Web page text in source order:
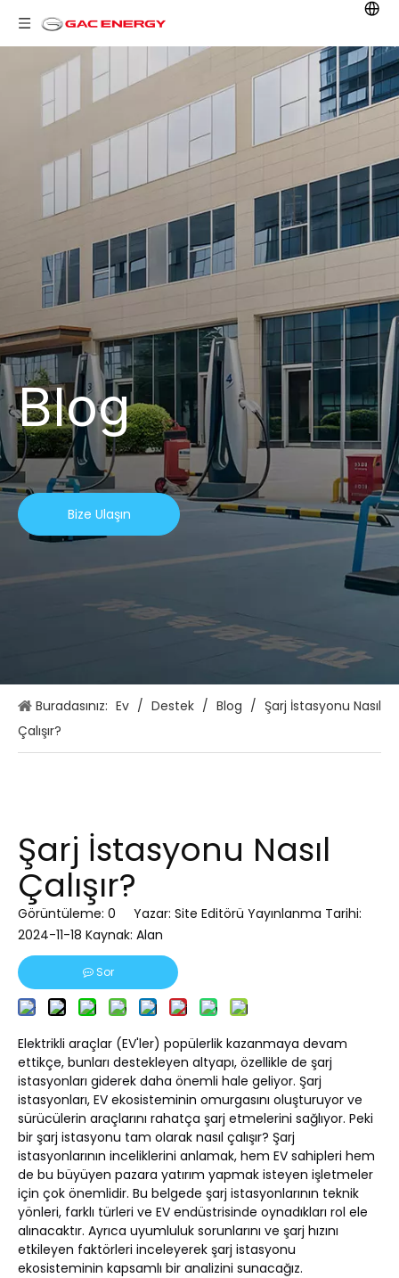
Blog
Bize Ulaşın
Buradasınız: Ev / Destek / Blog / Şarj İstasyonu Nasıl
Çalışır?
Şarj İstasyonu Nasıl
Çalışır?
Görüntüleme: 0 Yazar: Site Editörü Yayınlanma Tarihi:
2024-11-18 Kaynak: Alan
Sor
Elektrikli araçlar (EV'ler) popülerlik kazanmaya devam
ettikçe, bunları destekleyen altyapı, özellikle de şarj
istasyonları giderek daha önemli hale geliyor. Şarj
istasyonları, EV ekosisteminin omurgasını oluşturuyor ve
sürücülerin araçlarını rahatça şarj etmelerini sağlıyor. Peki
bir şarj istasyonu tam olarak nasıl çalışır? Şarj
istasyonlarının inceliklerini anlamak, hem EV sahipleri hem
de bu büyüyen pazara yatırım yapmak isteyen işletmeler
için çok önemlidir. Bu belgede şarj istasyonlarının teknik
yönleri, farklı türleri ve EV endüstrisinde oynadıkları rol ele
alınacaktır. Ayrıca uyumluluk sorunlarını ve şarj hızını
etkileyen faktörleri inceleyerek şarj istasyonu
ekosisteminin kapsamlı bir analizini sunacağız.